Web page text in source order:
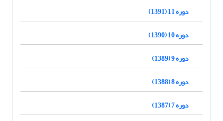
دوره 11 (1391)
دوره 10 (1390)
دوره 9 (1389)
دوره 8 (1388)
دوره 7 (1387)